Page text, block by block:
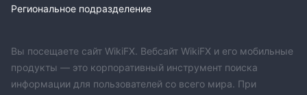
Региональное подразделение
Вы посещаете сайт WikiFX. Вебсайт WikiFX и его мобильные
продукты — это корпоративный инструмент поиска
информации для пользователей со всего мира. При